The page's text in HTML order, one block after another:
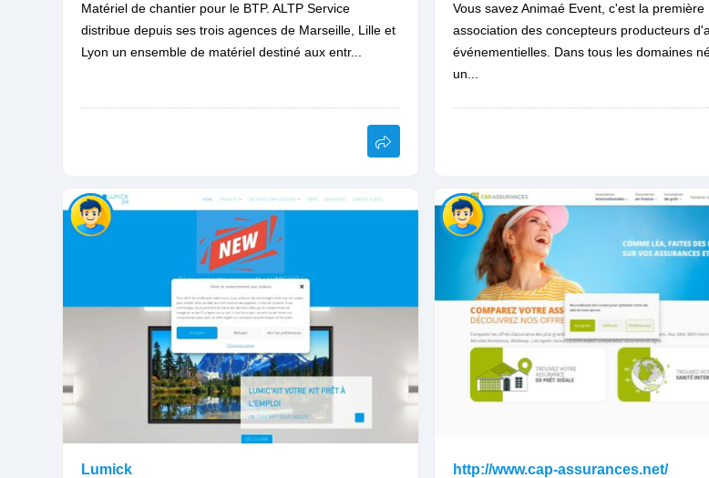
Matériel de chantier pour le BTP. ALTP Service
distribue depuis ses trois agences de Marseille, Lille et
Lyon un ensemble de matériel destiné aux entr...
Vous savez Animaé Event, c'est la première
association des concepteurs producteurs
événementielles. Dans tous les domaines
un...
Lumick http://www.cap-assurances.net/